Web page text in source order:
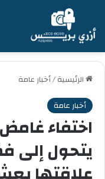
الرئيسية/أخبار عامة
أخبار عامة
اختفاء
يتحول